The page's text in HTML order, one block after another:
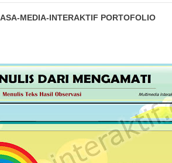
MEDIA-INTERAKTIF PORTOFOLIO